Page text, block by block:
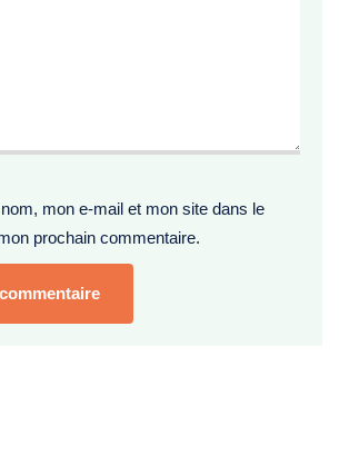
mon e-mail et mon site dans le
prochain commentaire.